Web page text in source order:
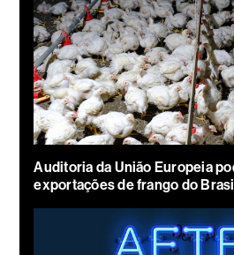
Auditoria da União Europeia
exportações de frango do